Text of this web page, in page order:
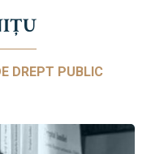
DREPT PUBLIC